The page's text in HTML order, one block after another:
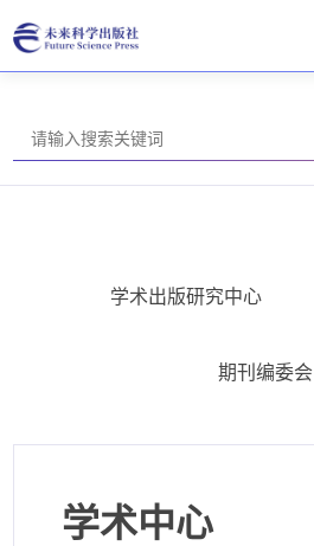
学术出版研究中心
期刊编委会
学术中心